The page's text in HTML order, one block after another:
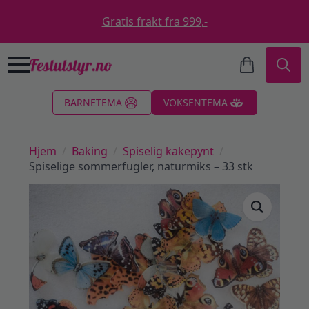
Gratis frakt fra 999,-
BARNETEMA VOKSENTEMA
Hjem Baking
Spiselig kakepynt
Spiselige sommerfugler, naturmiks – 33 stk